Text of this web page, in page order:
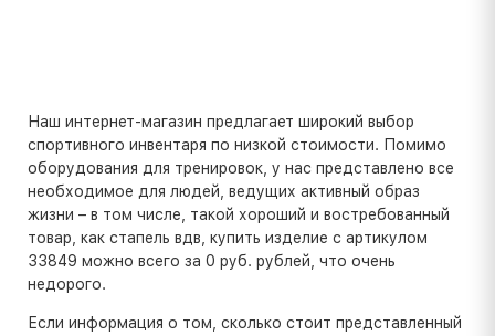
Наш интернет-магазин предлагает широкий выбор
спортивного инвентаря по низкой стоимости. Помимо
оборудования для тренировок, у нас представлено все
необходимое для людей, ведущих активный образ
жизни – в том числе, такой хороший и востребованный
товар, как стапель вдв, купить изделие с артикулом
33849 можно всего за 0 руб. рублей, что очень
недорого.
Если информация о том, сколько стоит представленный